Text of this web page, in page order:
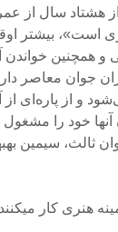
هشتاد سال از
است»، بیشتر
همچنین خواندن
جوان معاصر
و از پاره‌ای از
خود را
سیمین
هنری کار